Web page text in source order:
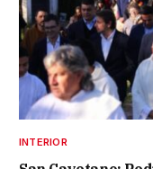
INTERIOR